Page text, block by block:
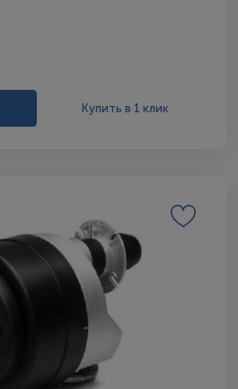
Купить в 1 клик